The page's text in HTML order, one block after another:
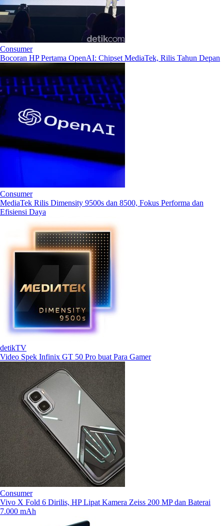
Consumer
Bocoran HP Pertama OpenAI: Chipset MediaTek, Rilis Tahun Depan
Consumer
MediaTek Rilis Dimensity 9500s dan 8500, Fokus Performa dan
Efisiensi Daya
detikTV
Video Spek Infinix GT 50 Pro buat Para Gamer
Consumer
Vivo X Fold 6 Dirilis, HP Lipat Kamera Zeiss 200 MP dan Baterai
7.000 mAh